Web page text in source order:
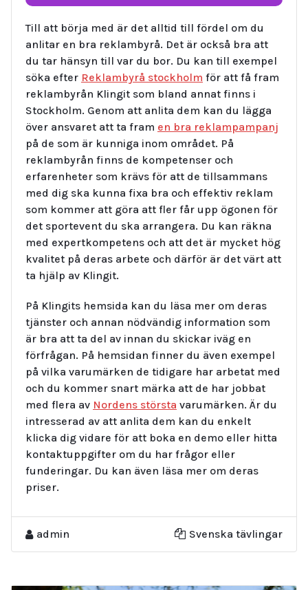
Till att börja med är det alltid till fördel om du
anlitar en bra reklambyrå. Det är också bra att
du tar hänsyn till var du bor. Du kan till exempel
söka efter Reklambyrå stockholm för att få fram
reklambyrån Klingit som bland annat finns i
Stockholm. Genom att anlita dem kan du lägga
över ansvaret att ta fram en bra reklampampanj
på de som är kunniga inom området. På
reklambyrån finns de kompetenser och
erfarenheter som krävs för att de tillsammans
med dig ska kunna fixa bra och effektiv reklam
som kommer att göra att fler får upp ögonen för
det sportevent du ska arrangera. Du kan räkna
med expertkompetens och att det är mycket hög
kvalitet på deras arbete och därför är det värt att
ta hjälp av Klingit.
På Klingits hemsida kan du läsa mer om deras
tjänster och annan nödvändig information som
är bra att ta del av innan du skickar iväg en
förfrågan. På hemsidan finner du även exempel
på vilka varumärken de tidigare har arbetat med
och du kommer snart märka att de har jobbat
med flera av Nordens största varumärken. Är du
intresserad av att anlita dem kan du enkelt
klicka dig vidare för att boka en demo eller hitta
kontaktuppgifter om du har frågor eller
funderingar. Du kan även läsa mer om deras
priser.
admin Svenska tävlingar